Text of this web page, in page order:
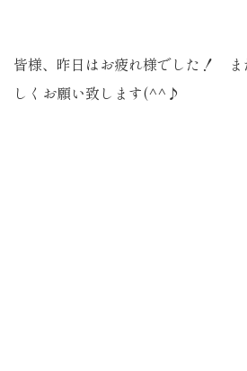
皆様、昨日はお疲れ様でした！ ま
しくお願い致します(^^♪